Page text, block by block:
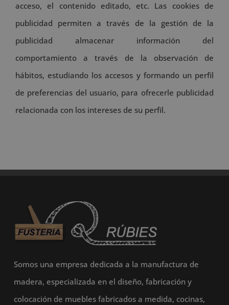
acceso, el contenido editado, etc. Las cookies de
publicidad permiten a través de la gestión de la
publicidad almacenar información del
comportamiento a través de la observación de
hábitos, estudiando los accesos y formando un perfil
de preferencias del usuario, para ofrecerle publicidad
relacionada con los intereses de su perfil.
Somos una empresa dedicada a la manufactura de
madera, especializada en el diseño, fabricación y
colocación de muebles fabricados a medida, cocinas,